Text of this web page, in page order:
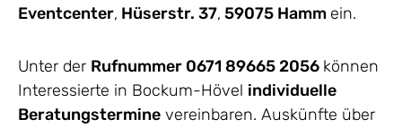
Eventcenter, Hüserstr. 37, 59075 Hamm ein.
Unter der Rufnummer 0671 89665 2056 können
Interessierte in Bockum-Hövel individuelle
Beratungstermine vereinbaren. Auskünfte über